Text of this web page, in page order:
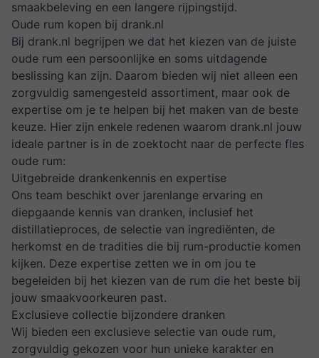
smaakbeleving en een langere rijpingstijd.
Oude rum kopen bij drank.nl
Bij drank.nl begrijpen we dat het kiezen van de juiste
oude rum een persoonlijke en soms uitdagende
beslissing kan zijn. Daarom bieden wij niet alleen een
zorgvuldig samengesteld assortiment, maar ook de
expertise om je te helpen bij het maken van de beste
keuze. Hier zijn enkele redenen waarom drank.nl jouw
ideale partner is in de zoektocht naar de perfecte fles
oude rum:
Uitgebreide drankenkennis en expertise
Ons team beschikt over jarenlange ervaring en
diepgaande kennis van dranken, inclusief het
distillatieproces, de selectie van ingrediënten, de
herkomst en de tradities die bij rum-productie komen
kijken. Deze expertise zetten we in om jou te
begeleiden bij het kiezen van de rum die het beste bij
jouw smaakvoorkeuren past.
Exclusieve collectie bijzondere dranken
Wij bieden een exclusieve selectie van oude rum,
zorgvuldig gekozen voor hun unieke karakter en